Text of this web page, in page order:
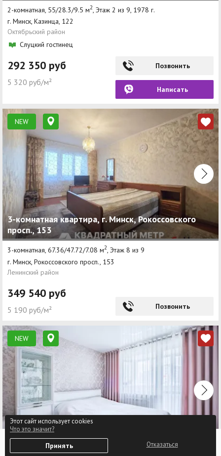
2-комнатная, 55/28.3/9.5 м2 , Этаж 2 из 9, 1978 г.
г. Минск, Казинца, 122
Октябрьский район
Слуцкий гостинец
292 350 руб
5 320 руб/м²
Позвонить
Написать
NEW
3-комнатная квартира, г. Минск, Рокоссовского
просп., 153
3-комнатная, 67.36/47.72/7.08 м2, Этаж 8 из 9
г. Минск, Рокоссовского просп., 153
Ленинский район
349 540 руб
5 190 руб/м² Позвонить
NEW
1-комнатная квартира, г. Минск, Мачульского, 24
Избранное Войти
Этот сайт использует cookies
Что это значит?
Принять Отказаться